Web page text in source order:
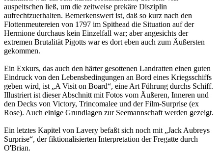
auspeitschen ließ, um die zeitweise prekäre Disziplin
aufrechtzuerhalten. Bemerkenswert ist, daß so kurz nach den
Flottenmeutereien von 1797 im Spithead die Situation auf der
Hermione durchaus kein Einzelfall war; aber angesichts der
extremen Brutalität Pigotts war es dort eben auch zum Äußersten
gekommen.
Ein Exkurs, das auch den härter gesottenen Landratten einen guten
Eindruck von den Lebensbedingungen an Bord eines Kriegsschiffs
geben wird, ist „A Visit on Board“, eine Art Führung durchs Schiff.
Illustriert ist dieser Abschnitt mit Fotos vom Äußeren, Inneren und
den Decks von Victory, Trincomalee und der Film-Surprise (ex
Rose). Auch einige Grundlagen zur Seemannschaft werden gezeigt.
Ein letztes Kapitel von Lavery befaßt sich noch mit „Jack Aubreys
Surprise“, der fiktionalisierten Interpretation der Fregatte durch
O'Brian.